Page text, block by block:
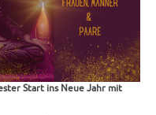
Start ins Neue Jahr mit